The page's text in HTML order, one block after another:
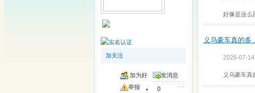
加关注
加为好
友
发消息
举报
0
好像是这么
义乌豪车真的多
2026-07-
义乌豪车真